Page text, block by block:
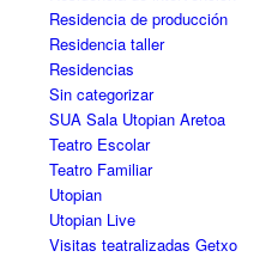
Residencia de producción
Residencia taller
Residencias
Sin categorizar
SUA Sala Utopian Aretoa
Teatro Escolar
Teatro Familiar
Utopian
Utopian Live
Visitas teatralizadas Getxo